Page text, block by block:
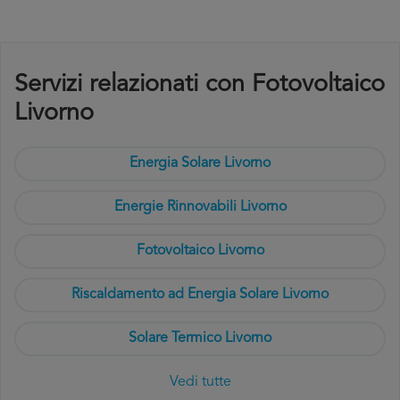
Servizi relazionati con Fotovoltaico
Livorno
Energia Solare Livorno
Energie Rinnovabili Livorno
Fotovoltaico Livorno
Riscaldamento ad Energia Solare Livorno
Solare Termico Livorno
Vedi tutte